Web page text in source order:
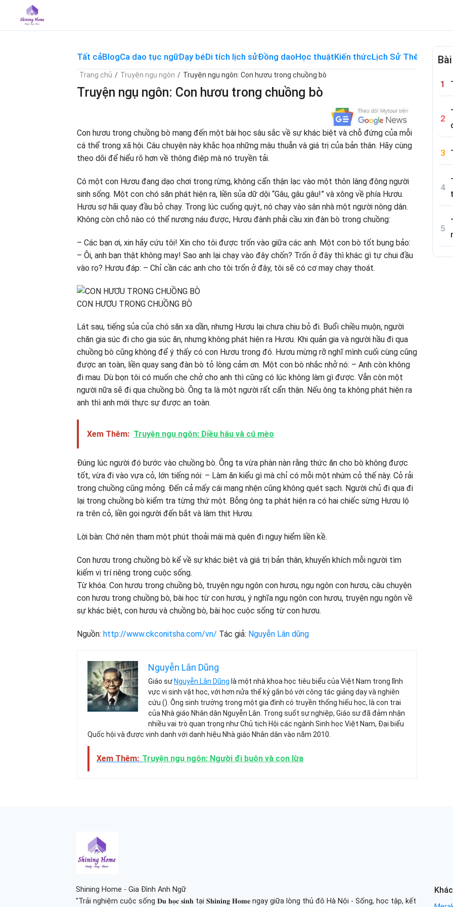
content
Tất cảBlogCa dao tục ngữDạy béDi tích lịch sửĐồng daoHọc thuậtKiến thứcLịch Sử Thế Giới
Trang chủ / Truyện ngụ ngôn / Truyện ngụ ngôn: Con hươu trong chuồng bò
Truyện ngụ ngôn: Con hươu trong chuồng bò
Con hươu trong chuồng bò mang đến một bài học sâu sắc về sự khác biệt và chỗ đứng của mỗi
cá thể trong xã hội. Câu chuyện này khắc họa những mâu thuẫn và giá trị của bản thân. Hãy cùng
theo dõi để hiểu rõ hơn về thông điệp mà nó truyền tải.
Có một con Hươu đang dạo chơi trong rừng, không cẩn thận lạc vào một thôn làng đông người
sinh sống. Một con chó săn phát hiện ra, liền sủa dữ dội “Gâu, gâu gâu!” và xông về phía Hươu.
Hươu sợ hãi quay đầu bỏ chạy. Trong lúc cuống quýt, nó chạy vào sân nhà một người nông dân.
Không còn chỗ nào có thể nương náu được, Hươu đành phải cầu xin đàn bò trong chuồng:
– Các bạn ơi, xin hãy cứu tôi! Xin cho tôi được trốn vào giữa các anh. Một con bò tốt bụng bảo:
– Ôi, anh bạn thật không may! Sao anh lại chạy vào đây chốn? Trốn ở đây thì khác gì tự chui đầu
vào rọ? Hươu đáp: – Chỉ cần các anh cho tôi trốn ở đây, tôi sẽ có cơ may chạy thoát.
CON HƯƠU TRONG CHUỒNG BÒ
Lát sau, tiếng sủa của chó săn xa dần, nhưng Hươu lại chưa chịu bỏ đi. Buổi chiều muộn, người
chăn gia súc đi cho gia súc ăn, nhưng không phát hiện ra Hươu. Khi quản gia và người hầu đi qua
chuồng bò cũng không để ý thấy có con Hươu trong đó. Hươu mừng rỡ nghĩ mình cuối cùng cũng
được an toàn, liền quay sang đàn bò tỏ lòng cảm ơn. Một con bò nhắc nhở nó: – Anh còn không
đi mau. Dù bọn tôi có muốn che chở cho anh thì cũng có lúc không làm gì được. Vẫn còn một
người nữa sẽ đi qua chuồng bò. Ông ta là một người rất cẩn thận. Nếu ông ta không phát hiện ra
anh thì anh mới thực sự được an toàn.
Xem Thêm: Truyện ngụ ngôn: Diều hâu và cú mèo
Đúng lúc người đó bước vào chuồng bò. Ông ta vừa phàn nàn rằng thức ăn cho bò không được
tốt, vừa đi vào vựa cỏ, lớn tiếng nói: – Làm ăn kiểu gì mà chỉ có mỗi một nhúm cỏ thế này. Cỏ rải
trong chuồng cũng mỏng. Đến cả mấy cái mạng nhện cũng không quét sạch. Người chủ đi qua đi
lại trong chuồng bò kiểm tra từng thứ một. Bỗng ông ta phát hiện ra có hai chiếc sừng Hươu lộ
ra trên cỏ, liền gọi người đến bắt và làm thịt Hươu.
Lời bàn: Chớ nên tham một phút thoải mái mà quên đi nguy hiểm liền kề.
Con hươu trong chuồng bò kể về sự khác biệt và giá trị bản thân, khuyến khích mỗi người tìm
kiếm vị trí riêng trong cuộc sống.
Từ khóa: Con hươu trong chuồng bò, truyện ngụ ngôn con hươu, ngụ ngôn con hươu, câu chuyện
con hươu trong chuồng bò, bài học từ con hươu, ý nghĩa ngụ ngôn con hươu, truyện ngụ ngôn về
sự khác biệt, con hươu và chuồng bò, bài học cuộc sống từ con hươu.
Nguồn: http://www.ckconitsha.com/vn/ Tác giả: Nguyễn Lân dũng
Nguyễn Lân Dũng
Giáo sư Nguyễn Lân Dũng là một nhà khoa học tiêu biểu của Việt Nam trong lĩnh
vực vi sinh vật học, với hơn nửa thế kỷ gắn bó với công tác giảng dạy và nghiên
cứu (). Ông sinh trưởng trong một gia đình có truyền thống hiếu học, là con trai
của Nhà giáo Nhân dân Nguyễn Lân. Trong suốt sự nghiệp, Giáo sư đã đảm nhận
nhiều vai trò quan trọng như Chủ tịch Hội các ngành Sinh học Việt Nam, Đại biểu
Quốc hội và được vinh danh với danh hiệu Nhà giáo Nhân dân vào năm 2010.
Xem Thêm: Truyện ngụ ngôn: Người đi buôn và con lừa
Shining Home - Gia Đình Anh Ngữ
"Trải nghiệm cuộc sống 𝐃𝐮 𝐡𝐨̣𝐜 𝐬𝐢𝐧𝐡 tại 𝐒𝐡𝐢𝐧𝐢𝐧𝐠 𝐇𝐨𝐦𝐞 ngay giữa lòng thủ đô Hà Nội - Sống, học tập, kết